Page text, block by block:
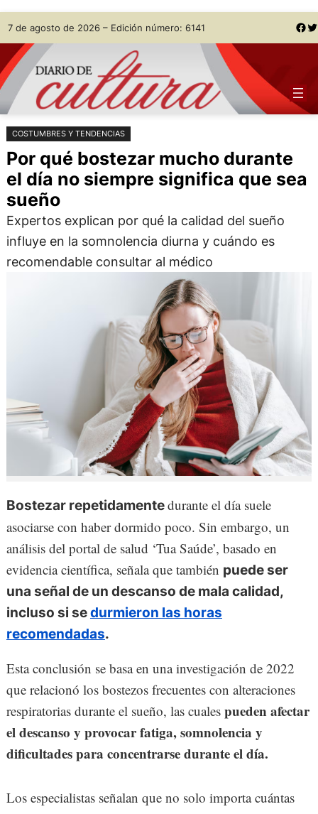
Saltar
al
contenido
Skip
to
content
7 de agosto de 2026 – Edición número: 6141 Facebook Twitter
COSTUMBRES Y TENDENCIAS
Por qué bostezar mucho durante
el día no siempre significa que sea
sueño
Expertos explican por qué la calidad del sueño
influye en la somnolencia diurna y cuándo es
recomendable consultar al médico
Bostezar repetidamentedurante el día suele
asociarse con haber dormido poco. Sin embargo, un
análisis del portal de salud ‘Tua Saúde’, basado en
evidencia científica, señala que también puede ser
una señal de un descanso de mala calidad,
incluso si sedurmieron las horas
recomendadas.
Esta conclusión se basa en una investigación de 2022
que relacionó los bostezos frecuentes con alteraciones
respiratorias durante el sueño, las cuales pueden afectar
el descanso y provocar fatiga, somnolencia y
dificultades para concentrarse durante el día.
Los especialistas señalan que no solo importa cuántas